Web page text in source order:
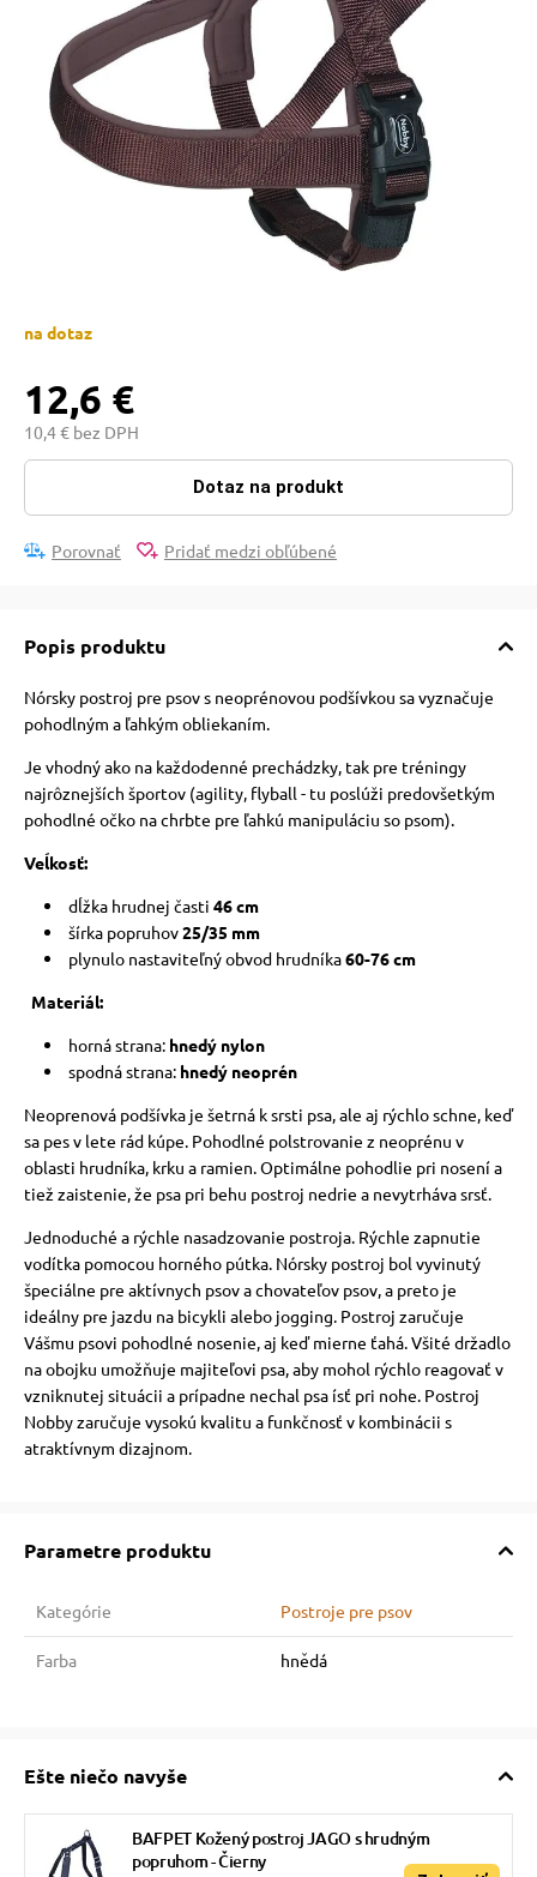
mačky
mačky
mačky
podložky
poukazy
vitamíny
na dotaz
12,6 €
10,4 € bez DPH
Dotaz na produkt
Porovnať Pridať medzi obľúbené
Popis produktu
Nórsky postroj pre psov s neoprénovou podšívkou sa vyznačuje
pohodlným a ľahkým obliekaním.
Je vhodný ako na každodenné prechádzky, tak pre tréningy
najrôznejších športov (agility, flyball - tu poslúži predovšetkým
pohodlné očko na chrbte pre ľahkú manipuláciu so psom).
Veĺkosť:
dĺžka hrudnej časti46 cm
šírka popruhov25/35 mm
plynulo nastaviteľný obvod hrudníka60-76 cm
Materiál:
horná strana: hnedý nylon
spodná strana: hnedý neoprén
Neoprenová podšívka je šetrná k srsti psa, ale aj rýchlo schne, keď
sa pes v lete rád kúpe. Pohodlné polstrovanie z neoprénu v
oblasti hrudníka, krku a ramien. Optimálne pohodlie pri nosení a
tiež zaistenie, že psa pri behu postroj nedrie a nevytrháva srsť.
Jednoduché a rýchle nasadzovanie postroja. Rýchle zapnutie
vodítka pomocou horného pútka. Nórsky postroj bol vyvinutý
špeciálne pre aktívnych psov a chovateľov psov, a preto je
ideálny pre jazdu na bicykli alebo jogging. Postroj zaručuje
Vášmu psovi pohodlné nosenie, aj keď mierne ťahá. Všité držadlo
na obojku umožňuje majiteľovi psa, aby mohol rýchlo reagovať v
vzniknutej situácii a prípadne nechal psa ísť pri nohe. Postroj
Nobby zaručuje vysokú kvalitu a funkčnosť v kombinácii s
atraktívnym dizajnom.
Parametre produktu
Kategórie Postroje pre psov
Farba hnědá
Ešte niečo navyše
BAFPET Kožený postroj JAGO s hrudným
popruhom - Čierny